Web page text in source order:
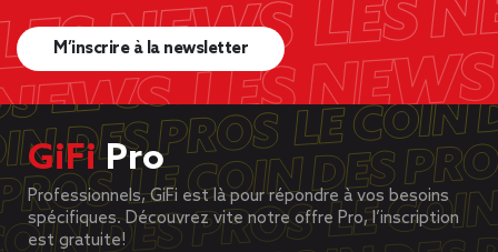
M’inscrire à la newsletter
GiFiPro
Professionnels, GiFi est là pour répondre à vos besoins
spécifiques. Découvrez vite notre offre Pro, l’inscription
est gratuite!